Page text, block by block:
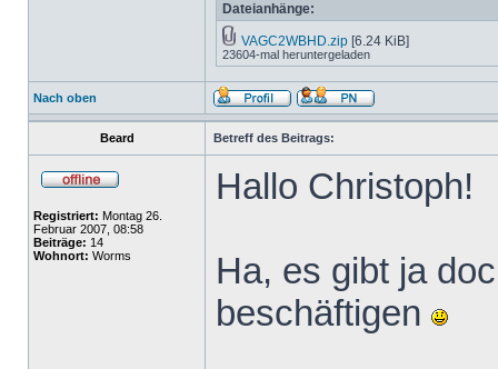
Dateianhänge:
VAGC2WBHD.zip [6.24 KiB]
23604-mal heruntergeladen
Nach oben
Beard Betreff des Beitrags:
Registriert: Montag 26.
Februar 2007, 08:58
Beiträge: 14
Wohnort: Worms
Hallo Christoph!
Ha, es gibt ja
beschäftigen